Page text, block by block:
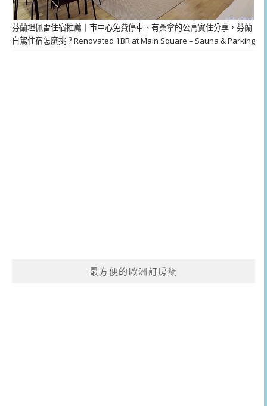
芬蘭坦佩雷住宿推薦｜市中心免費停車、有桑拿的公寓實住分享，芬蘭
自駕住宿怎麼挑？Renovated 1BR at Main Square – Sauna & Parking
最方便的歐洲訂房網